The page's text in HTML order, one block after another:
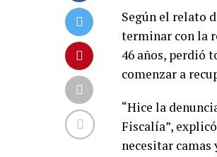
Según el relato
terminar con la
46 años, perdió
comenzar a
“Hice la
Fiscalía”,
necesitar camas